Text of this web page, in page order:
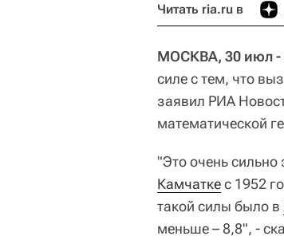
Читать ria.ru в
МОСКВА, 30 июл -
силе с тем, что
заявил РИА
математической
"Это очень
Камчаткес 1952
такой силы было в
меньше – 8,8", -